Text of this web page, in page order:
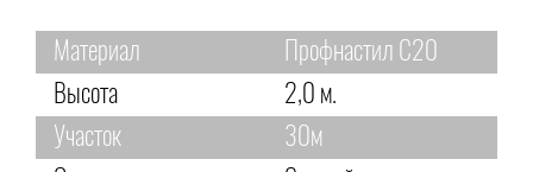
Материал
Профнастил С20
Высота
2,0 м.
Участок
30м